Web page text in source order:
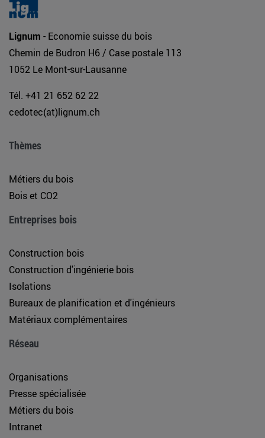
Lignum - Economie suisse du bois
Chemin de Budron H6 / Case postale 113
1052 Le Mont-sur-Lausanne
Tél. +41 21 652 62 22
cedotec(at)lignum.ch
Thèmes
Métiers du bois
Bois et CO2
Entreprises bois
Construction bois
Construction d'ingénierie bois
Isolations
Bureaux de planification et d'ingénieurs
Matériaux complémentaires
Réseau
Organisations
Presse spécialisée
Métiers du bois
Intranet